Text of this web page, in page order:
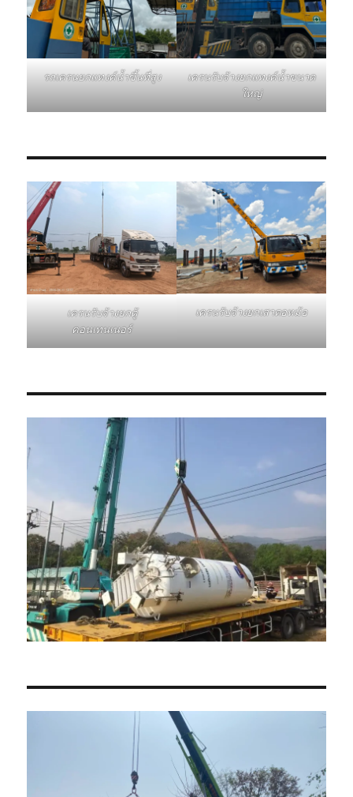
รถเครนยกแทงค์น้ำขึ้นที่สูง
เครนรับจ้างยกแทงค์น้ำขนาด
ใหญ่
เครนรับจ้างยกตู้
คอนเทนเนอร์
เครนรับจ้างยกเสาตอหม้อ